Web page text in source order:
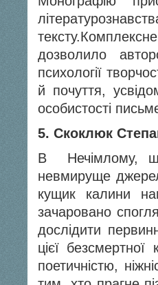
дозволило
психології
й почуття,
особистості
5. Скоклюк
В Нечімлому,
невмируще
кущик калини
зачаровано
дослідити
цієї безсмертної
поетич­ністю,